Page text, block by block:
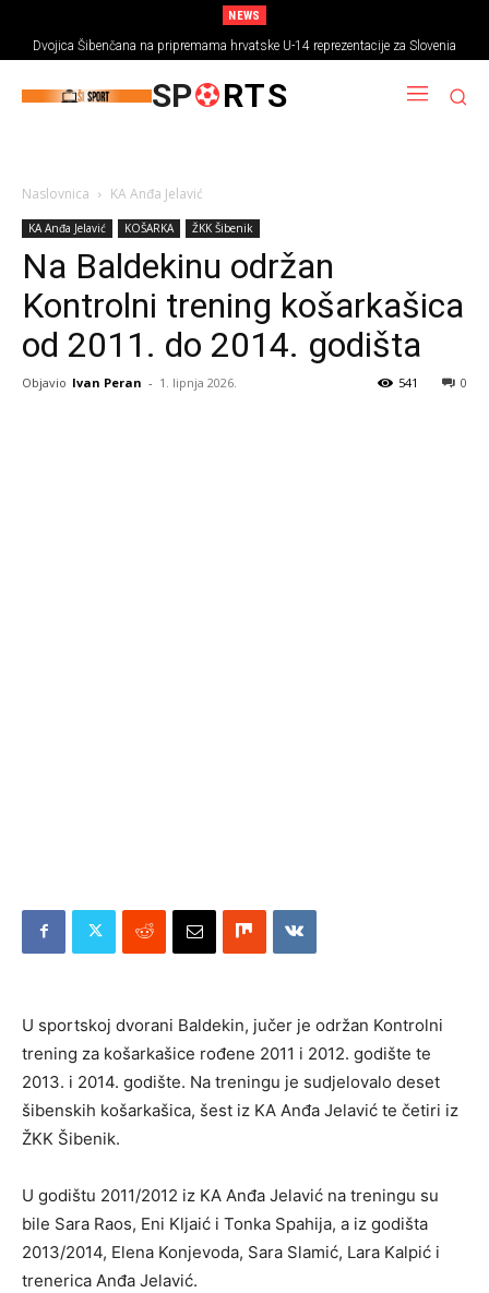
NEWS
Dvojica Šibenčana na pripremama hrvatske U-14 reprezentacije za Slovenia
Ball 2026
SP RTS
Naslovnica KA Anđa Jelavić
KA Anđa Jelavić KOŠARKA ŽKK Šibenik
Na Baldekinu održan
Kontrolni trening košarkašica
od 2011. do 2014. godišta
Objavio Ivan Peran - 1. lipnja 2026. 0
541
U sportskoj dvorani Baldekin, jučer je održan Kontrolni
trening za košarkašice rođene 2011 i 2012. godište te
2013. i 2014. godište. Na treningu je sudjelovalo deset
šibenskih košarkašica, šest iz KA Anđa Jelavić te četiri iz
ŽKK Šibenik.
U godištu 2011/2012 iz KA Anđa Jelavić na treningu su
bile Sara Raos, Eni Kljaić i Tonka Spahija, a iz godišta
2013/2014, Elena Konjevoda, Sara Slamić, Lara Kalpić i
trenerica Anđa Jelavić.